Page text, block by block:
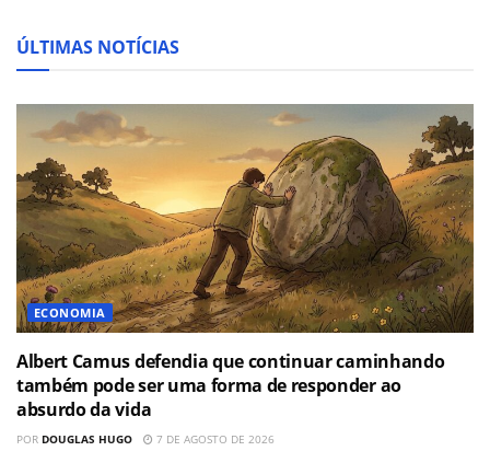
ÚLTIMAS NOTÍCIAS
ECONOMIA
Albert Camus defendia que continuar caminhando
também pode ser uma forma de responder ao
absurdo da vida
POR DOUGLAS HUGO 7 DE AGOSTO DE 2026